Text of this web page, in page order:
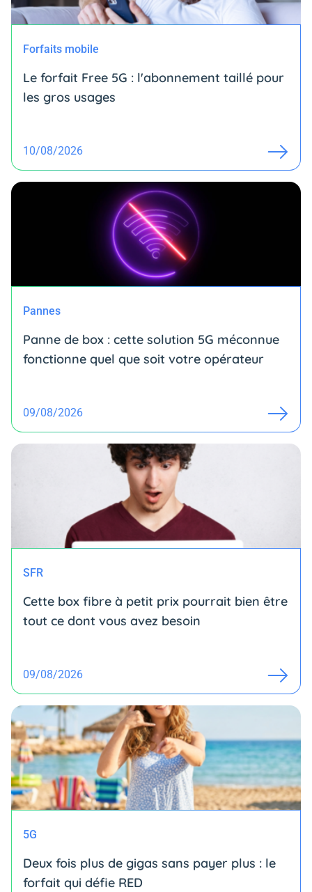
Forfaits mobile
Le forfait Free 5G : l'abonnement taillé pour
les gros usages
10/08/2026
Pannes
Panne de box : cette solution 5G méconnue
fonctionne quel que soit votre opérateur
09/08/2026
SFR
Cette box fibre à petit prix pourrait bien être
tout ce dont vous avez besoin
09/08/2026
5G
Deux fois plus de gigas sans payer plus : le
forfait qui défie RED